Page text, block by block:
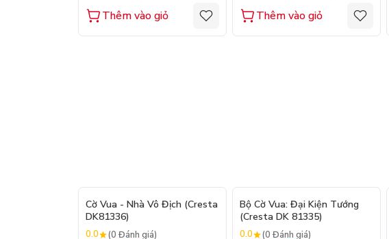
Thêm vào giỏ Thêm vào giỏ
- 20%
Cờ Vua - Nhà Vô Địch (Cresta
DK81336)
0.0 (0 Đánh giá)
- 20%
Bộ Cờ Vua: Đại Kiện Tướng
(Cresta DK 81335)
0.0 (0 Đánh giá)